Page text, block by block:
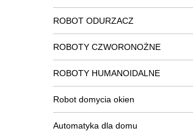
ROBOT ODURZACZ
ROBOTY CZWORONOŻNE
ROBOTY HUMANOIDALNE
Robot domycia okien
Automatyka dla domu